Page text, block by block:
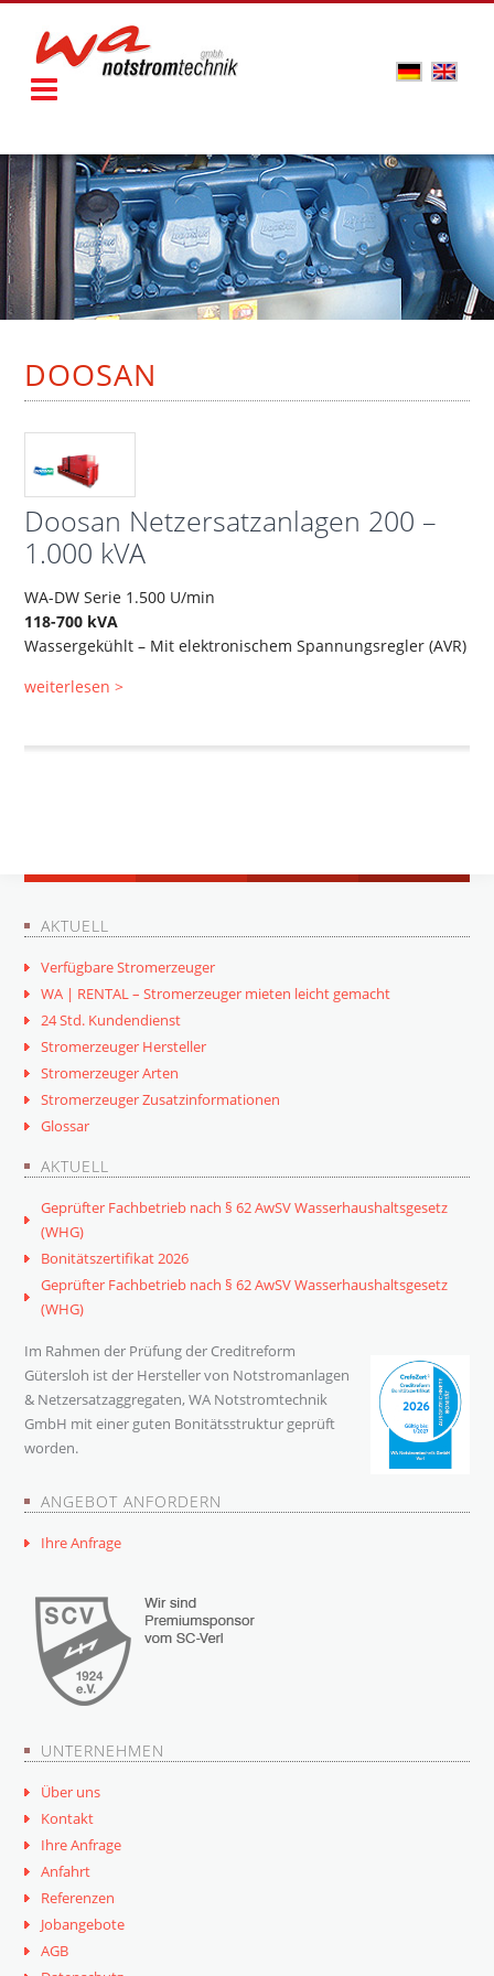
DOOSAN
Doosan Netzersatzanlagen 200 –
1.000 kVA
WA-DW Serie 1.500 U/min
118-700 kVA
Wassergekühlt – Mit elektronischem Spannungsregler (AVR)
weiterlesen >
AKTUELL
Verfügbare Stromerzeuger
WA | RENTAL – Stromerzeuger mieten leicht gemacht
24 Std. Kundendienst
Stromerzeuger Hersteller
Stromerzeuger Arten
Stromerzeuger Zusatzinformationen
Glossar
AKTUELL
Geprüfter Fachbetrieb nach § 62 AwSV Wasserhaushaltsgesetz
(WHG)
Bonitätszertifikat 2026
Geprüfter Fachbetrieb nach § 62 AwSV Wasserhaushaltsgesetz
(WHG)
Im Rahmen der Prüfung der Creditreform
Gütersloh ist der Hersteller von Notstromanlagen
& Netzersatzaggregaten, WA Notstromtechnik
GmbH mit einer guten Bonitätsstruktur geprüft
worden.
ANGEBOT ANFORDERN
Ihre Anfrage
UNTERNEHMEN
Über uns
Kontakt
Ihre Anfrage
Anfahrt
Referenzen
Jobangebote
AGB